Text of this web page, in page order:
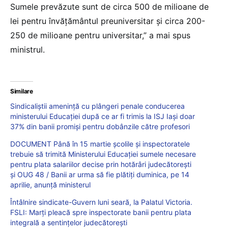
Sumele prevăzute sunt de circa 500 de milioane de
lei pentru învăţământul preuniversitar şi circa 200-
250 de milioane pentru universitar,” a mai spus
ministrul.
Similare
Sindicaliștii amenință cu plângeri penale conducerea
ministerului Educației după ce ar fi trimis la ISJ Iași doar
37% din banii promiși pentru dobânzile către profesori
DOCUMENT Până în 15 martie școlile și inspectoratele
trebuie să trimită Ministerului Educației sumele necesare
pentru plata salariilor decise prin hotărâri judecătorești
și OUG 48 / Banii ar urma să fie plătiți duminica, pe 14
aprilie, anunță ministerul
Întâlnire sindicate-Guvern luni seară, la Palatul Victoria.
FSLI: Marți pleacă spre inspectorate banii pentru plata
integrală a sentințelor judecătorești